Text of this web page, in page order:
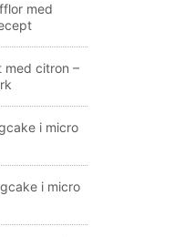
med
med citron –
i micro
i micro